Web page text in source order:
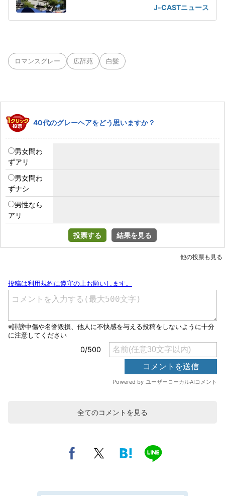
J-CASTニュース
ロマンスグレー 広辞苑 白髪
40代のグレーヘアをどう思いますか？
男女問わ
ずアリ
男女問わ
ずナシ
男性なら
アリ
投票する 結果を見る
他の投票も見る
全てのコメントを見る